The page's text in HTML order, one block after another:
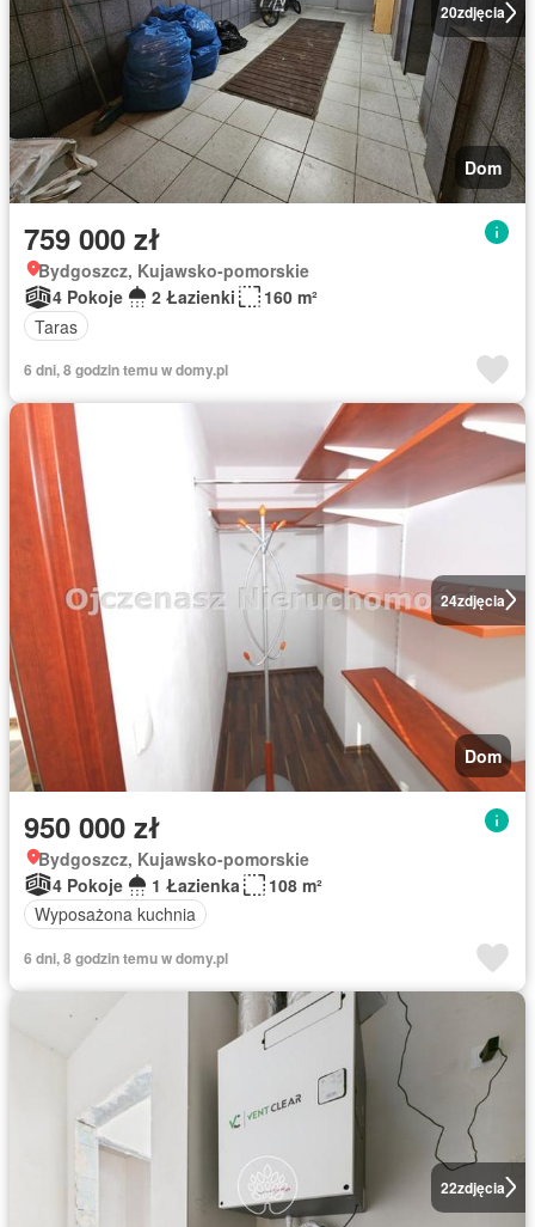
20zdjęcia
Dom
759 000 zł
Bydgoszcz, Kujawsko-pomorskie
4 Pokoje
2 Łazienki
160 m²
Taras
6 dni, 8 godzin temu w domy.pl
24zdjęcia
Dom
950 000 zł
Bydgoszcz, Kujawsko-pomorskie
4 Pokoje
1 Łazienka
108 m²
Wyposażona kuchnia
6 dni, 8 godzin temu w domy.pl
22zdjęcia